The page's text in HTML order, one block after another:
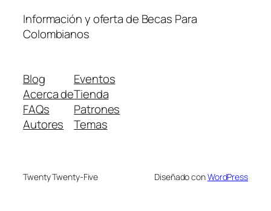
Información y oferta de Becas Para
Colombianos
Blog
Acerca de
FAQs
Autores
Eventos
Tienda
Patrones
Temas
Twenty Twenty-Five Diseñado conWordPress